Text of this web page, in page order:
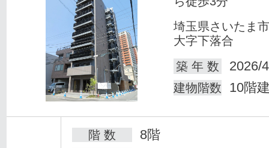
埼玉県さいたま
大字下落合
築 年 数
2026/
建物階数 10階
階 数 8階